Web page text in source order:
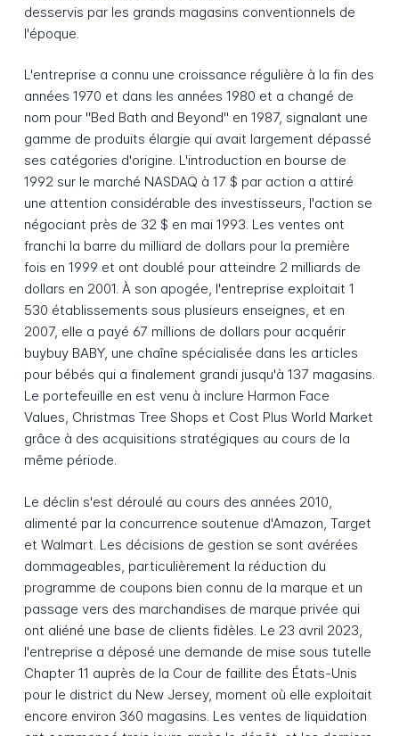
desservis par les grands magasins conventionnels de
l'époque.
L'entreprise a connu une croissance régulière à la fin des
années 1970 et dans les années 1980 et a changé de
nom pour "Bed Bath and Beyond" en 1987, signalant une
gamme de produits élargie qui avait largement dépassé
ses catégories d'origine. L'introduction en bourse de
1992 sur le marché NASDAQ à 17 $ par action a attiré
une attention considérable des investisseurs, l'action se
négociant près de 32 $ en mai 1993. Les ventes ont
franchi la barre du milliard de dollars pour la première
fois en 1999 et ont doublé pour atteindre 2 milliards de
dollars en 2001. À son apogée, l'entreprise exploitait 1
530 établissements sous plusieurs enseignes, et en
2007, elle a payé 67 millions de dollars pour acquérir
buybuy BABY, une chaîne spécialisée dans les articles
pour bébés qui a finalement grandi jusqu'à 137 magasins.
Le portefeuille en est venu à inclure Harmon Face
Values, Christmas Tree Shops et Cost Plus World Market
grâce à des acquisitions stratégiques au cours de la
même période.
Le déclin s'est déroulé au cours des années 2010,
alimenté par la concurrence soutenue d'Amazon, Target
et Walmart. Les décisions de gestion se sont avérées
dommageables, particulièrement la réduction du
programme de coupons bien connu de la marque et un
passage vers des marchandises de marque privée qui
ont aliéné une base de clients fidèles. Le 23 avril 2023,
l'entreprise a déposé une demande de mise sous tutelle
Chapter 11 auprès de la Cour de faillite des États-Unis
pour le district du New Jersey, moment où elle exploitait
encore environ 360 magasins. Les ventes de liquidation